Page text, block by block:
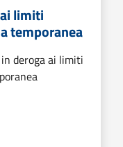
limiti
temporanea
deroga ai limiti